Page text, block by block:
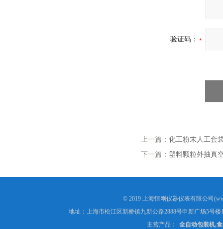
验证码：
上一篇： 化工粉末人工套
下一篇： 塑料颗粒外抽真
© 2019 上海恒刚仪器仪表有限公司
地址：上海市松江区新桥镇九新公路2888号申新广场5号楼
主营产品：
全自动包装机,